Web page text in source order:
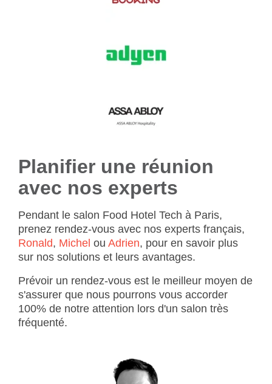
Planifier une réunion
avec nos experts
Pendant le salon Food Hotel Tech à Paris,
prenez rendez-vous avec nos experts français,
Ronald, Michel ou Adrien, pour en savoir plus
sur nos solutions et leurs avantages.
Prévoir un rendez-vous est le meilleur moyen de
s'assurer que nous pourrons vous accorder
100% de notre attention lors d'un salon très
fréquenté.